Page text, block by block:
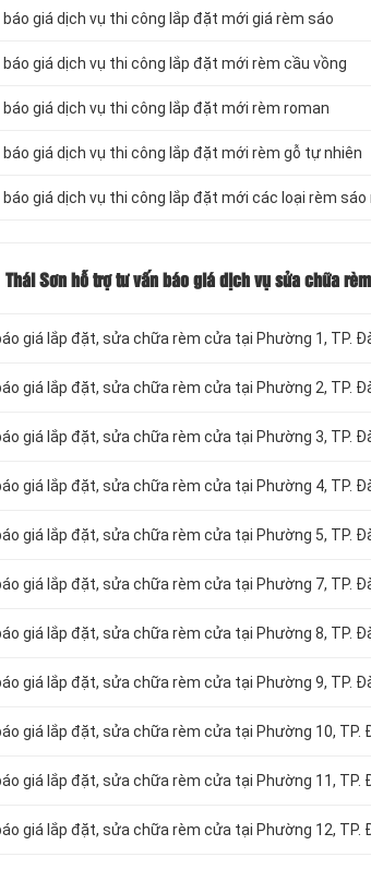
báo giá dịch vụ thi công lắp đặt mới giá rèm sáo
báo giá dịch vụ thi công lắp đặt mới rèm cầu vồng
báo giá dịch vụ thi công lắp đặt mới rèm roman
báo giá dịch vụ thi công lắp đặt mới rèm gỗ tự nhiên
báo giá dịch vụ thi công lắp đặt mới các loại rèm
Thái Sơn hỗ trợ tư vấn báo giá dịch vụ sửa chữa
giá lắp đặt, sửa chữa rèm cửa tại Phường 1, TP.
giá lắp đặt, sửa chữa rèm cửa tại Phường 2, TP.
giá lắp đặt, sửa chữa rèm cửa tại Phường 3, TP.
giá lắp đặt, sửa chữa rèm cửa tại Phường 4, TP.
giá lắp đặt, sửa chữa rèm cửa tại Phường 5, TP.
giá lắp đặt, sửa chữa rèm cửa tại Phường 7, TP.
giá lắp đặt, sửa chữa rèm cửa tại Phường 8, TP.
giá lắp đặt, sửa chữa rèm cửa tại Phường 9, TP.
giá lắp đặt, sửa chữa rèm cửa tại Phường 10, TP.
giá lắp đặt, sửa chữa rèm cửa tại Phường 11, TP.
giá lắp đặt, sửa chữa rèm cửa tại Phường 12, TP.